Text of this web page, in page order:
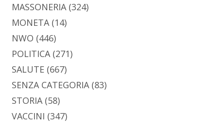
MASSONERIA (324)
MONETA (14)
NWO (446)
POLITICA (271)
SALUTE (667)
SENZA CATEGORIA (83)
STORIA (58)
VACCINI (347)